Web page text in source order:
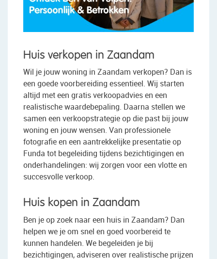
Huis verkopen in Zaandam
Wil je jouw woning in Zaandam verkopen? Dan is
een goede voorbereiding essentieel. Wij starten
altijd met een gratis verkoopadvies en een
realistische waardebepaling. Daarna stellen we
samen een verkoopstrategie op die past bij jouw
woning en jouw wensen. Van professionele
fotografie en een aantrekkelijke presentatie op
Funda tot begeleiding tijdens bezichtigingen en
onderhandelingen: wij zorgen voor een vlotte en
succesvolle verkoop.
Huis kopen in Zaandam
Ben je op zoek naar een huis in Zaandam? Dan
helpen we je om snel en goed voorbereid te
kunnen handelen. We begeleiden je bij
bezichtigingen, adviseren over realistische prijzen